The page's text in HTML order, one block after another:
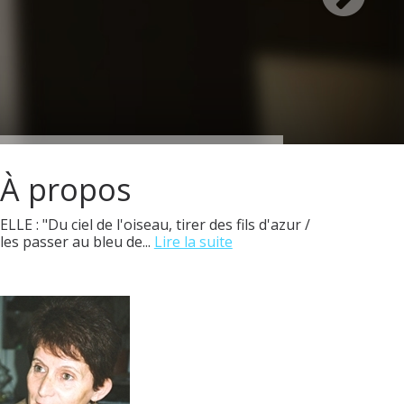
À propos
ELLE : "Du ciel de l'oiseau, tirer des fils d'azur /
les passer au bleu de... Lire la suite